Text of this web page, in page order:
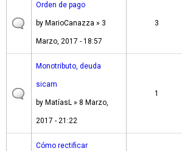
Orden de pago
by MarioCanazza » 3
Marzo, 2017 - 18:57
3
Monotributo, deuda
sicam
by MatíasL » 8 Marzo,
2017 - 21:22
1
Cómo rectificar